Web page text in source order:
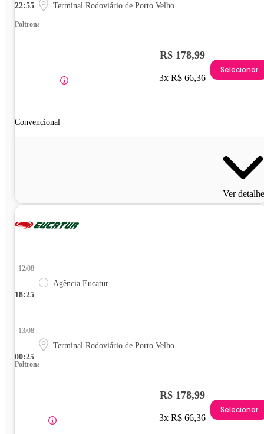
22:55 Terminal Rodoviário de Porto Velho
Poltrona
Convencional
R$ 178,99
3x R$ 66,36
Selecionar
Ver
18:25
12/08
Agência Eucatur
00:25
13/08
Terminal Rodoviário de Porto Velho
Poltrona
R$ 178,99
3x R$ 66,36
Selecionar